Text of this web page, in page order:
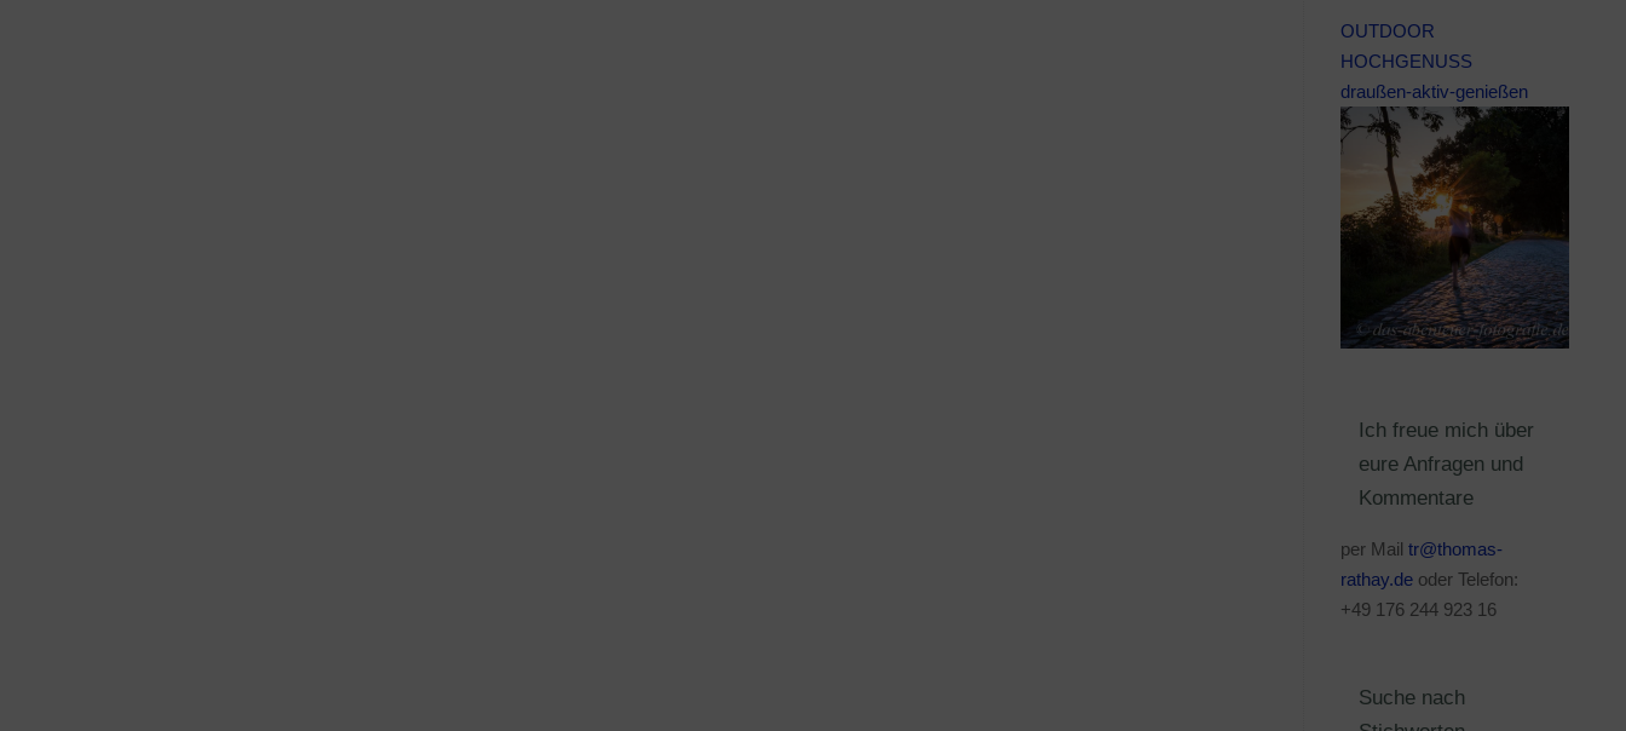
OUTDOOR
HOCHGENUSS
draußen-aktiv-genießen
Ich freue mich über
eure Anfragen und
Kommentare
per Mail tr@thomas-
rathay.de oder Telefon:
+49 176 244 923 16
Suche nach